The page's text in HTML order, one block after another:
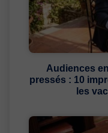
Audiences
pressés : 10
les